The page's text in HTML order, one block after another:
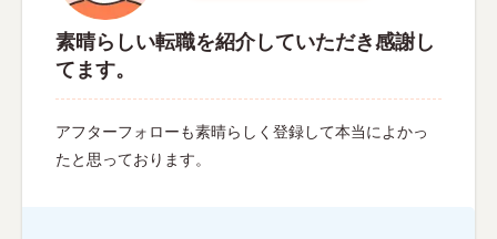
素晴らしい転職を紹介していただき感謝し
てます。
アフターフォローも素晴らしく登録して本当によかっ
たと思っております。